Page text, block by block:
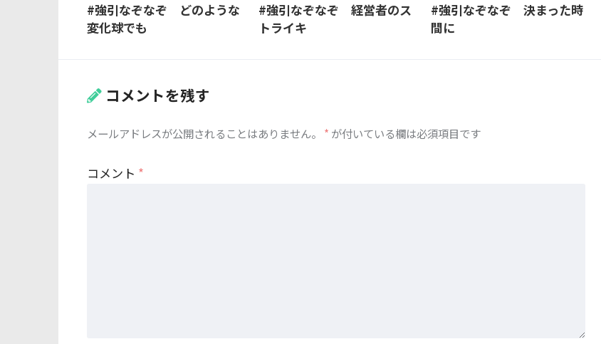
#強引なぞなぞ どのような
変化球でも
#強引なぞなぞ 経営者のス
トライキ
#強引なぞなぞ 決まった時
間に
コメントを残す
メールアドレスが公開されることはありません。 * が付いている欄は必須項目です
コメント *